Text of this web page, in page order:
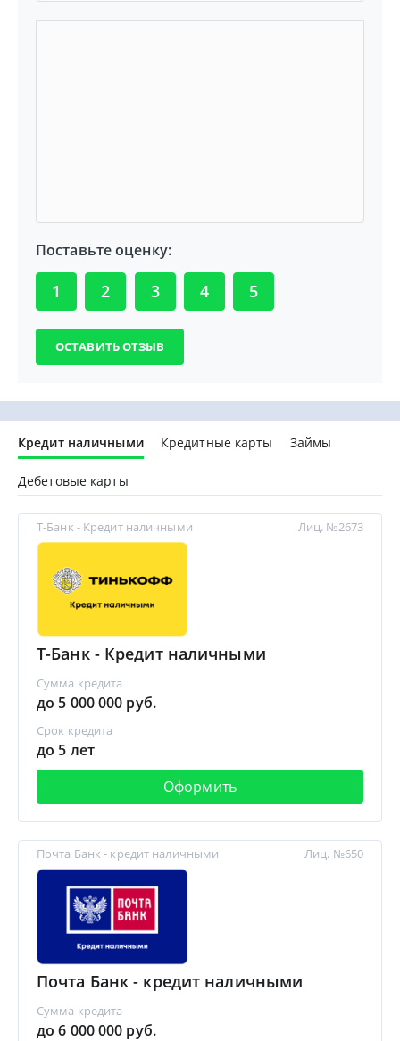
Поставьте оценку:
1 2 3 4 5
Кредит наличными Кредитные карты Займы
Дебетовые карты
Т-Банк - Кредит наличными
Т-Банк - Кредит наличными
Сумма кредита
до 5 000 000 руб.
Срок кредита
до 5 лет
Оформить
Лиц. №2673
Почта Банк - кредит наличными
Почта Банк - кредит наличными
Сумма кредита
до 6 000 000 руб.
Лиц. №650